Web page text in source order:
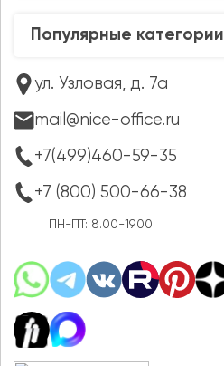
Популярные категории
ул. Узловая, д. 7а
mail@nice-office.ru
+7(499)460-59-35
+7 (800) 500-66-38
ПН-ПТ: 8.00-19.00